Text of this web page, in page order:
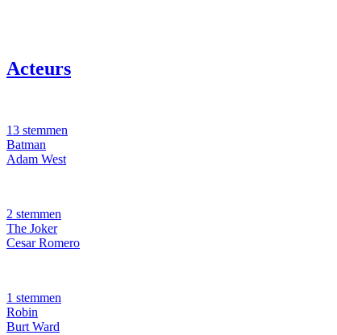
Acteurs
13 stemmen
Batman
Adam West
2 stemmen
The Joker
Cesar Romero
1 stemmen
Robin
Burt Ward